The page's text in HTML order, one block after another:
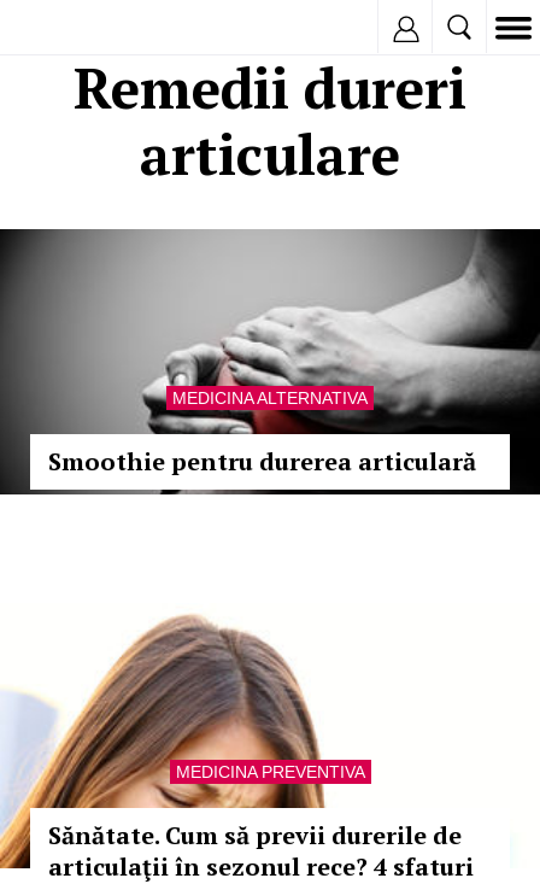
Remedii dureri
articulare
MEDICINA ALTERNATIVA
Smoothie pentru durerea articulară
MEDICINA PREVENTIVA
Sănătate. Cum să previi durerile de
articulaţii în sezonul rece? 4 sfaturi